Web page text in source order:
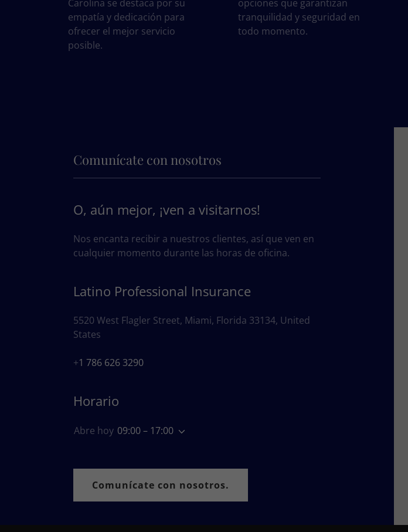
Carolina se destaca por su
empatía y dedicación para
ofrecer el mejor servicio
posible.
opciones que garantizan
tranquilidad y seguridad en
todo momento.
Comunícate con nosotros
O, aún mejor, ¡ven a visitarnos!
Nos encanta recibir a nuestros clientes, así que ven en
cualquier momento durante las horas de oficina.
Latino Professional Insurance
5520 West Flagler Street, Miami, Florida 33134, United
States
+1 786 626 3290
Horario
Abre hoy 09:00 – 17:00
Comunícate con nosotros.